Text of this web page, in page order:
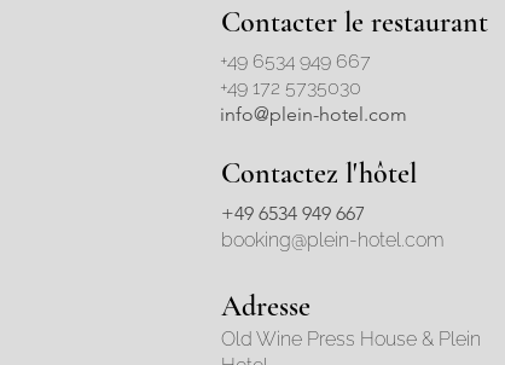
Contacter le restaurant
+49 6534 949 667
+49 172 5735030
info@plein-hotel.com
Contactez l'hôtel
+49 6534 949 667
booking@plein-hotel.com
Adresse
Old Wine Press House & Plein